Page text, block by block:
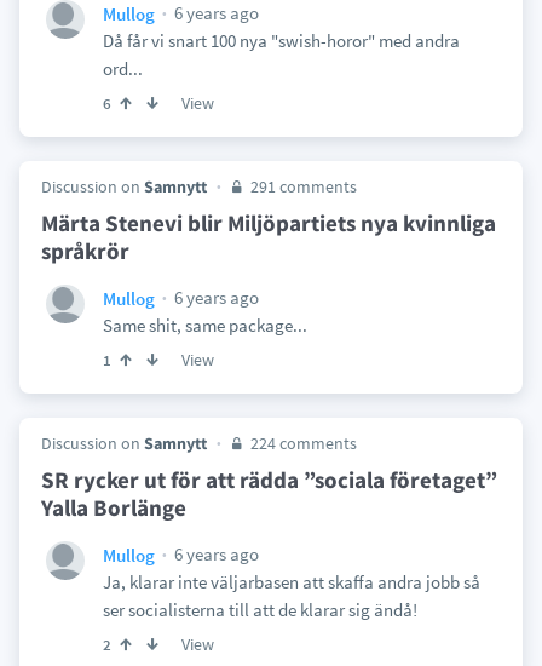
Mullog
6 years ago
Då får vi snart 100 nya "swish-horor" med andra
ord...
6 View
Discussion on Samnytt 291 comments
Märta Stenevi blir Miljöpartiets nya kvinnliga
språkrör
Mullog
6 years ago
Same shit, same package...
1 View
Discussion on Samnytt 224 comments
SR rycker ut för att rädda ”sociala företaget”
Yalla Borlänge
Mullog
6 years ago
Ja, klarar inte väljarbasen att skaffa andra jobb så
ser socialisterna till att de klarar sig ändå!
2 View